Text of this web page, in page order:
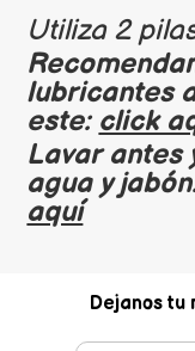
Utiliza 2
lubricantes
este: click
Lavar antes
agua y
aquí
Dejanos tu